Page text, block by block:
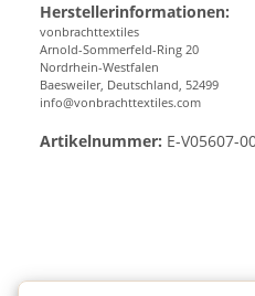
Herstellerinformationen:
vonbrachttextiles
Arnold-Sommerfeld-Ring 20
Nordrhein-Westfalen
Baesweiler, Deutschland, 52499
info@vonbrachttextiles.com
Artikelnummer: E-V05607-